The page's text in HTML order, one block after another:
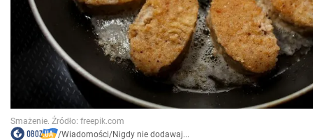
/Wiadomości/Nigdy nie dodawaj...